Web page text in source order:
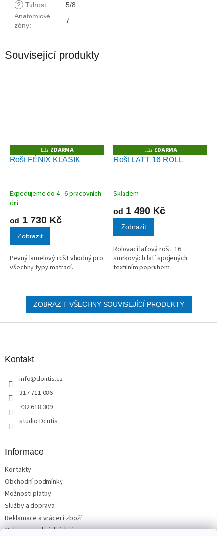
? Tuhost:
5/8
Anatomické
zóny:
7
Související produkty
Z
D
A
ZDARMA
Rošt FÉNIX KLASIK
Expedujeme do 4 - 6 pracovních
dní
od 1 730 Kč
Zobrazit
Pevný lamelový rošt vhodný pro
všechny typy matrací.
Z
D
A
ZDARMA
Rošt LATT 16 ROLL
Skladem
od 1 490 Kč
Zobrazit
Rolovací laťový rošt. 16
smrkových laťí spojených
textilním popruhem.
ZOBRAZIT VŠECHNY SOUVISEJÍCÍ PRODUKTY
Kontakt
info@dontis.cz
317 711 086
732 618 309
studio Dontis
Informace
Kontakty
Obchodní podmínky
Možnosti platby
Služby a doprava
Reklamace a vrácení zboží
Ochrana osobních údajů